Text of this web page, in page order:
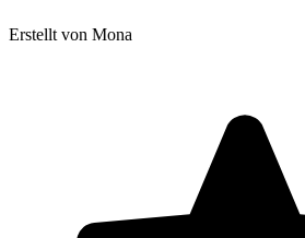
Erstellt von Mona